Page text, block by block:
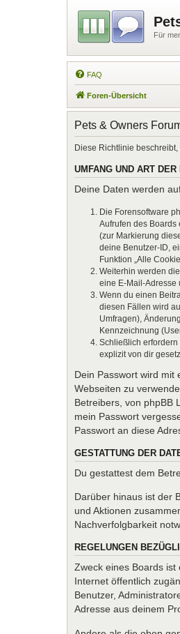
Für
FAQ
Foren-Übersicht
Pets & Owners
Diese Richtlinie beschreibt,
UMFANG UND ART
Deine Daten werden
Die Forensoftware
Aufrufen des
(zur Markierung
deine Benutzer-ID,
Funktion „Alle
Weiterhin werden
eine E-Mail-Adresse
Wenn du einen
diesen Fällen wird
Umfragen),
Kennzeichnung
Schließlich
explizit von dir
Dein Passwort wird mit
Webseiten zu
Betreibers, von phpBB
mein Passwort
Passwort an diese
GESTATTUNG DER
Du gestattest dem
Darüber hinaus ist der
und Aktionen
Nachverfolgbarkeit
REGELUNGEN
Zweck eines Boards
Internet öffentlich
Benutzer,
Adresse aus deinem